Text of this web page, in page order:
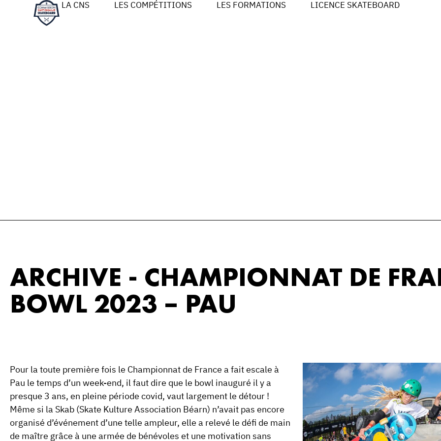
LA CNS LES COMPÉTITIONS LES FORMATIONS LICENCE SKATEBOARD
ARCHIVE - CHAMPIONNAT DE
BOWL 2023 – PAU
Pour la toute première fois le Championnat de France a fait escale à
Pau le temps d’un week-end, il faut dire que le bowl inauguré il y a
presque 3 ans, en pleine période covid, vaut largement le détour !
Même si la Skab (Skate Kulture Association Béarn) n’avait pas encore
organisé d’événement d’une telle ampleur, elle a relevé le défi de main
de maître grâce à une armée de bénévoles et une motivation sans